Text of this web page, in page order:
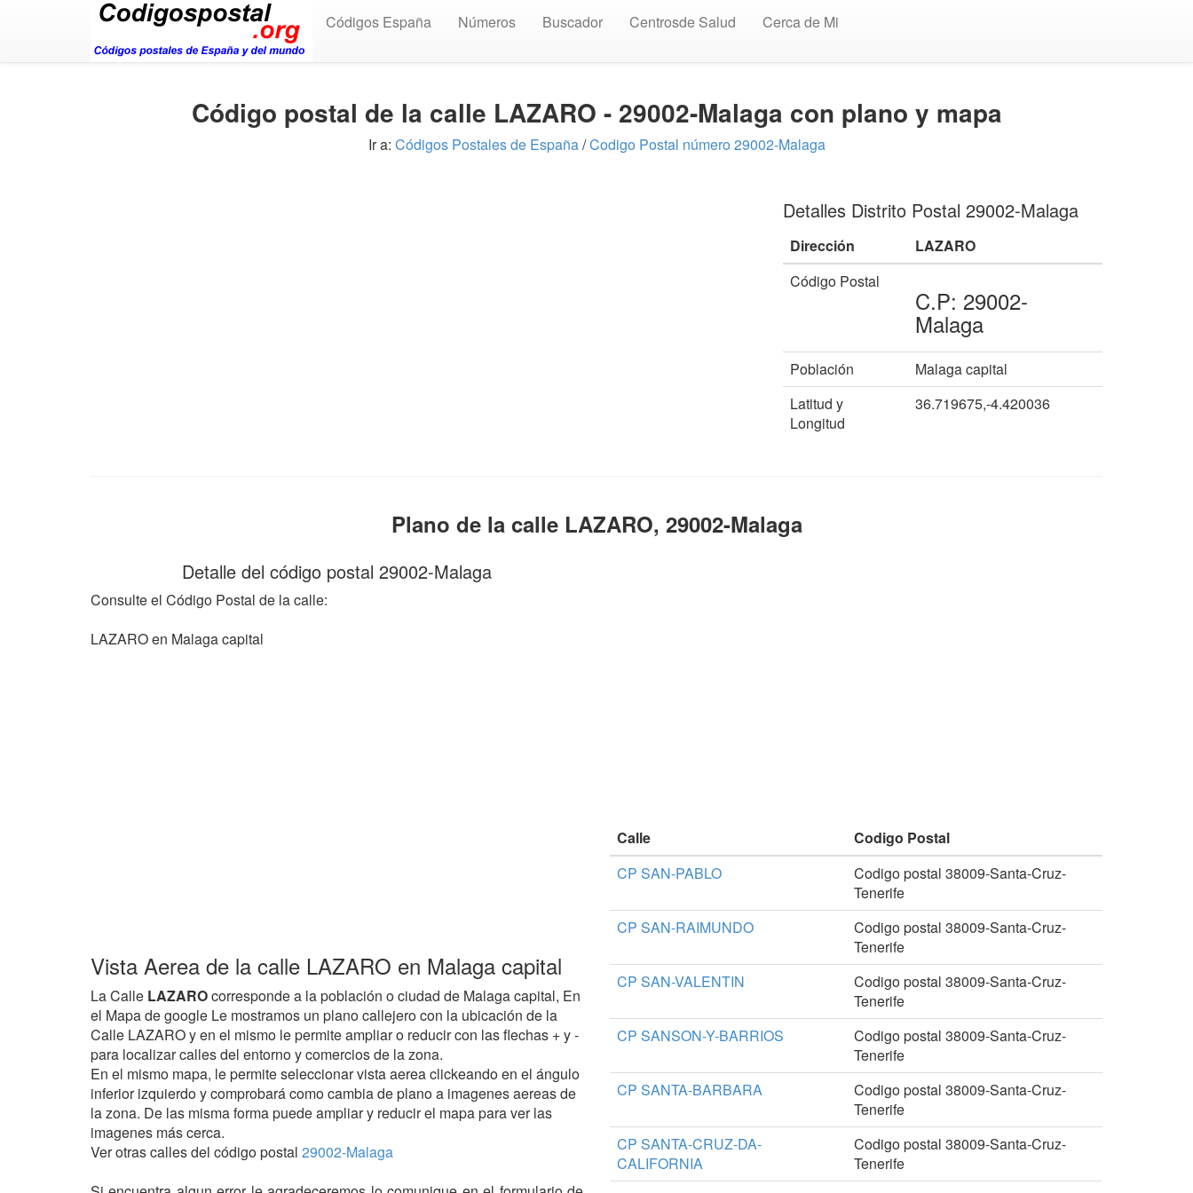
Códigos España Números Buscador Centrosde Salud Cerca de Mi
Código postal de la calle LAZARO - 29002-Malaga con plano y mapa
Ir a: Códigos Postales de España/Codigo Postal número 29002-Malaga
Detalles Distrito Postal 29002-Malaga
Dirección
LAZARO
Código Postal
C.P: 29002-
Malaga
Población
Malaga capital
Latitud y
Longitud
36.719675,-4.420036
Plano de la calle LAZARO, 29002-Malaga
Detalle del código postal 29002-Malaga
Consulte el Código Postal de la calle:
LAZARO en Malaga capital
Vista Aerea de la calle LAZARO en Malaga capital
La Calle LAZAROcorresponde a la población o ciudad de Malaga capital, En
el Mapa de google Le mostramos un plano callejero con la ubicación de la
Calle LAZARO y en el mismo le permite ampliar o reducir con las flechas + y -
para localizar calles del entorno y comercios de la zona.
En el mismo mapa, le permite seleccionar vista aerea clickeando en el ángulo
inferior izquierdo y comprobará como cambia de plano a imagenes aereas de
la zona. De las misma forma puede ampliar y reducir el mapa para ver las
imagenes más cerca.
Ver otras calles del código postal 29002-Malaga
Calle
Codigo Postal
CP SAN-PABLO
Codigo postal 38009-Santa-Cruz-
Tenerife
CP SAN-RAIMUNDO
Codigo postal 38009-Santa-Cruz-
Tenerife
CP SAN-VALENTIN
Codigo postal 38009-Santa-Cruz-
Tenerife
CP SANSON-Y-BARRIOS
Codigo postal 38009-Santa-Cruz-
Tenerife
CP SANTA-BARBARA
Codigo postal 38009-Santa-Cruz-
Tenerife
CP SANTA-CRUZ-DA-
CALIFORNIA
Codigo postal 38009-Santa-Cruz-
Tenerife